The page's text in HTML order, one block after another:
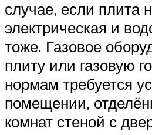
случае, если плита
электрическая и
тоже. Газовое
плиту или газовую
нормам требуется
помещении,
комнат стеной с